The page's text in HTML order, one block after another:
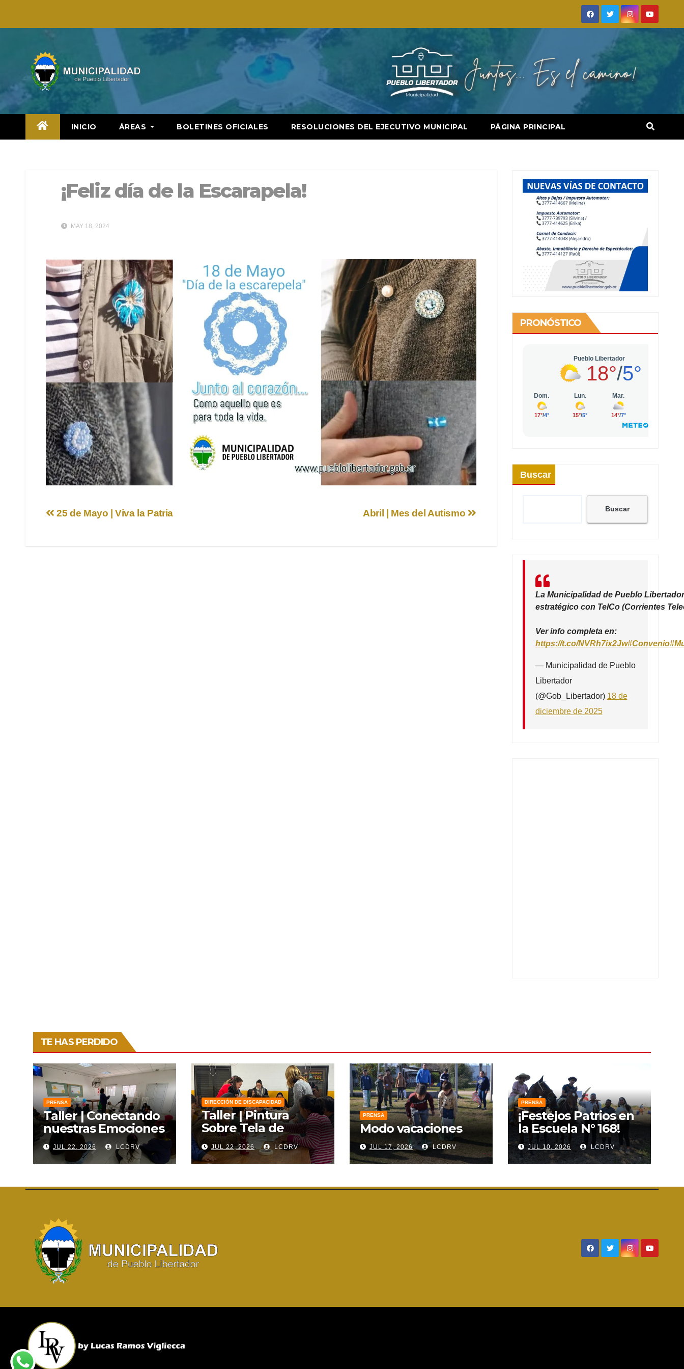
INICIO ÁREAS BOLETINES OFICIALES RESOLUCIONES DEL EJECUTIVO MUNICIPAL PÁGINA PRINCIPAL
¡Feliz día de la Escarapela!
MAY 18, 2024
Navegación
Abril | Mes del Autismo
25 de Mayo | Viva la Patria
PRONÓSTICO
Buscar
Buscar
La Municipalidad de Pueblo
estratégico con TelCo (Corrientes
Ver info completa en:
https://t.co/NVRh7ix2Jw#Convenio
— Municipalidad de Pueblo
Libertador
(@Gob_Libertador) 18 de
diciembre de 2025
TE HAS PERDIDO
PRENSA
Taller | Conectando
nuestras Emociones
JUL 22, 2026 LCDRV
DIRECCIÓN DE DISCAPACIDAD
Taller | Pintura
Sobre Tela de
Lienzo
JUL 22, 2026 LCDRV
PRENSA
Modo vacaciones
JUL 17, 2026 LCDRV
PRENSA
¡Festejos Patrios en
la Escuela N° 168!
JUL 10, 2026 LCDRV